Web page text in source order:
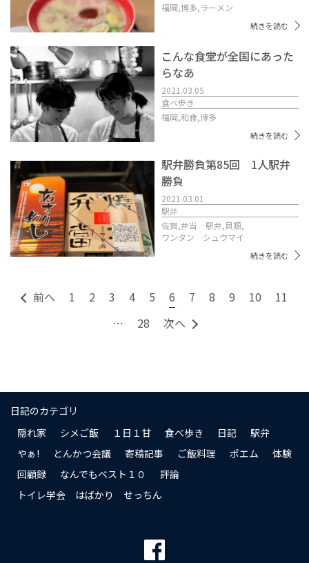
福岡,博多,ラーメン
続きを読む
こんな食堂が全国にあった
らなあ
2021.03.05
食べ歩き
福岡,和食,博多
続きを読む
駅弁勝負第85回 1人駅弁
勝負
2021.03.01
駅弁
佐賀,弁当 駅弁,貝類,
ワンタン シュウマイ
続きを読む
前へ 1 2 3 4 5 6 7 8 9 10
11
…
28 次へ
日記のカテゴリ
隠れ家
シメご飯 １日１甘 食べ歩き 日記
駅弁
やぁ!
とんかつ会議 寄稿記事 ご飯料理 ポエム
体験
回顧録
なんでもベスト１０
評論
トイレ学会 はばかり せっちん